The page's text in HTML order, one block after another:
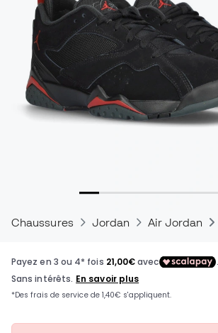
Chaussures Jordan Air Jordan